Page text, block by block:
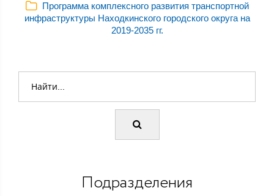
Программа комплексного развития транспортной
инфраструктуры Находкинского городского округа на
2019-2035 гг.
Подразделения